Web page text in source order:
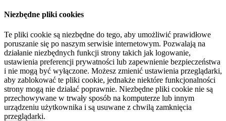
Niezbędne pliki cookies
Te pliki cookie są niezbędne do tego, aby umożliwić prawidłowe
poruszanie się po naszym serwisie internetowym. Pozwalają na
działanie niezbędnych funkcji strony takich jak logowanie,
ustawienia preferencji prywatności lub zapewnienie bezpieczeństwa
i nie mogą być wyłączone. Możesz zmienić ustawienia przeglądarki,
aby zablokować te pliki cookie, jednakże niektóre funkcjonalności
strony mogą nie działać poprawnie. Niezbędne pliki cookie nie są
przechowywane w trwały sposób na komputerze lub innym
urządzeniu użytkownika i są usuwane z chwilą zamknięcia
przeglądarki.